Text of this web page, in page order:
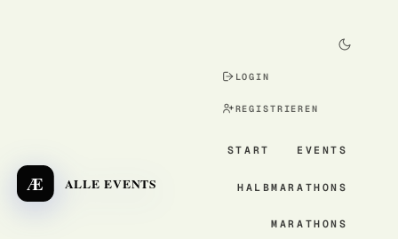
Æ ALLE EVENTS
LOGIN
REGISTRIEREN
START EVENTS
HALBMARATHONS
MARATHONS